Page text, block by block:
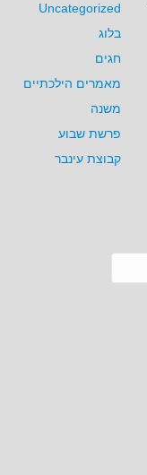
Uncategorized
בלוג
חגים
מאמרים הילכתיים
משנה
פרשת שבוע
קבוצת עינבר